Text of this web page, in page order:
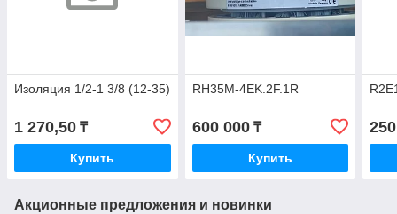
Изоляция 1/2-1 3/8 (12-35)
1 270,50 ₸
Купить
RH35M-4EK.2F.1R
600 000₸
Купить
Акционные предложения и новинки